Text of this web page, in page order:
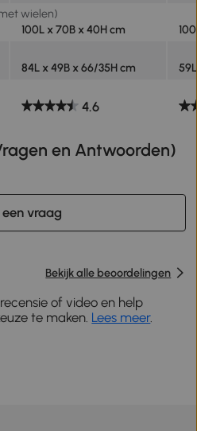
wielen)
100L x 70B x 40H cm
84L x 49B x 66/35H cm
4.6
een vraag
Bekijk alle beoordelingen
of video en help
te maken. Lees meer.